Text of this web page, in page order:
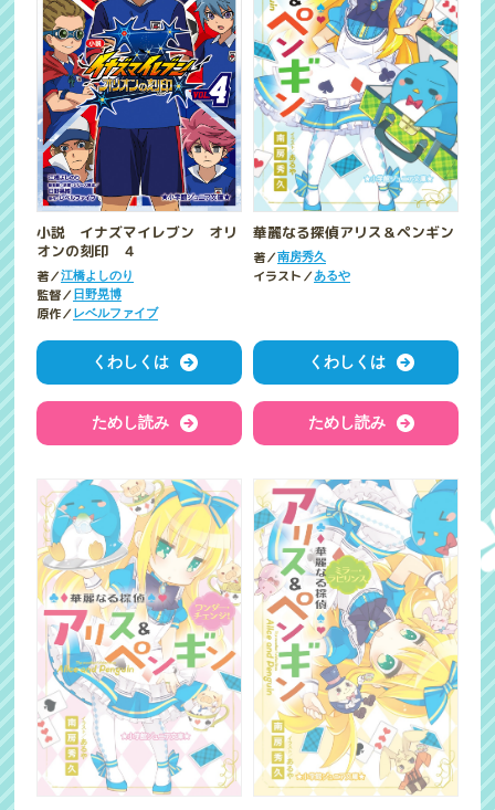
小説 イナズマイレブン オリ
オンの刻印 ４
著／江橋よしのり
監督／ 日野晃博
原作／ レベルファイブ
くわしくは
ためし読み
華麗なる探偵アリス＆ペンギン
著／南房秀久
イラスト／あるや
くわしくは
ためし読み